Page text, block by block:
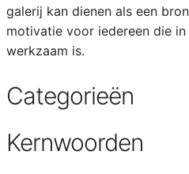
galerij kan dienen als een
motivatie voor iedereen die
werkzaam is.
Categorieën
Kernwoorden